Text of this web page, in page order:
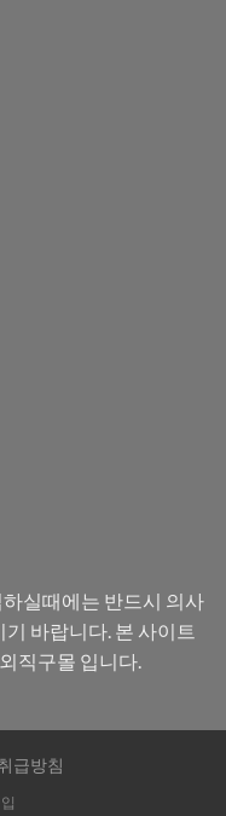
실때에는 반드시 의사
바랍니다. 본 사이트
직구몰 입니다.
급방침